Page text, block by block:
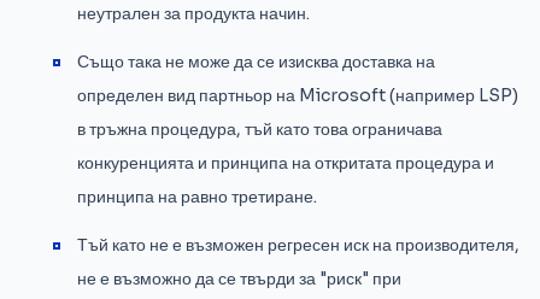
неутрален за продукта начин.
Също така не може да се изисква доставка на
определен вид партньор на Microsoft (например LSP)
в тръжна процедура, тъй като това ограничава
конкуренцията и принципа на откритата процедура и
принципа на равно третиране.
Тъй като не е възможен регресен иск на производителя,
не е възможно да се твърди за "риск" при